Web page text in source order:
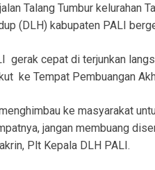
Talang Tumbur kelurahan
(DLH) kabupaten PALI
gerak cepat di terjunkan
ke Tempat Pembuangan
ke masyarakat
jangan membuang
Plt Kepala DLH PALI.